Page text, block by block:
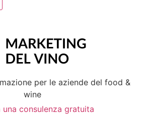
per le aziende del food &
wine
una consulenza gratuita